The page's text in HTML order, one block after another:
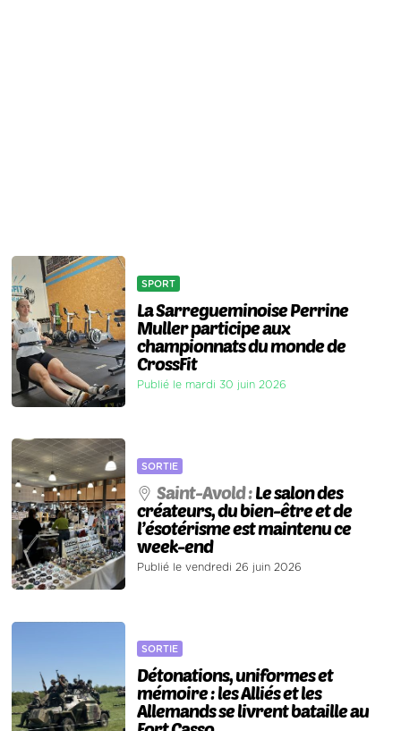
SPORT
La Sarregueminoise Perrine
Muller participe aux
championnats du monde de
CrossFit
Publié le mardi 30 juin 2026
SORTIE
Saint-Avold :Le salon des
créateurs, du bien-être et de
l’ésotérisme est maintenu ce
week-end
Publié le vendredi 26 juin 2026
SORTIE
Détonations, uniformes et
mémoire : les Alliés et les
Allemands se livrent bataille au